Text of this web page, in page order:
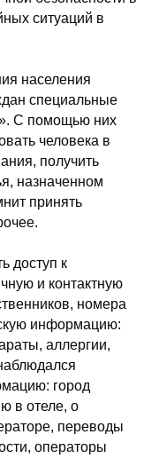
ситуаций в
населения
специальные
С помощью них
человека в
получить
назначенном
принять
доступ к
и контактную
номера
информацию:
аллергии,
город
в отеле, о
переводы
операторы